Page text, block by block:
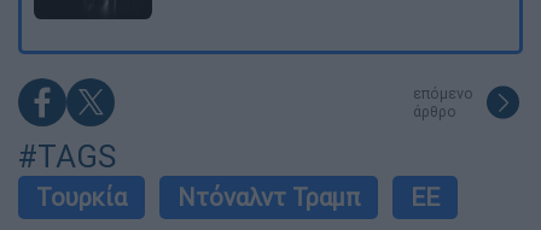
επόμενο
άρθρο
#TAGS
Τουρκία Ντόναλντ Τραμπ
ΕΕ